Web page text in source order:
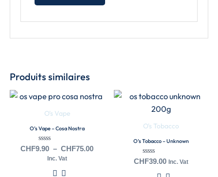
Produits similaires
O's Vape
O’s Vape – Cosa Nostra
Note
CHF9.90 – CHF75.00
Plage
Inc. Vat
Ce
plusieurs
variations.
Les
options
O's Tobacco
O’s Tobacco – Unknown
Note
CHF39.00 Inc. Vat